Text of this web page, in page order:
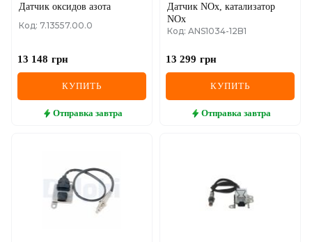
Датчик оксидов азота
Код: 7.13557.00.0
13 148 грн
КУПИТЬ
Отправка завтра
Датчик NOx, катализатор
NOx
Код: ANS1034-12B1
13 299 грн
КУПИТЬ
Отправка завтра